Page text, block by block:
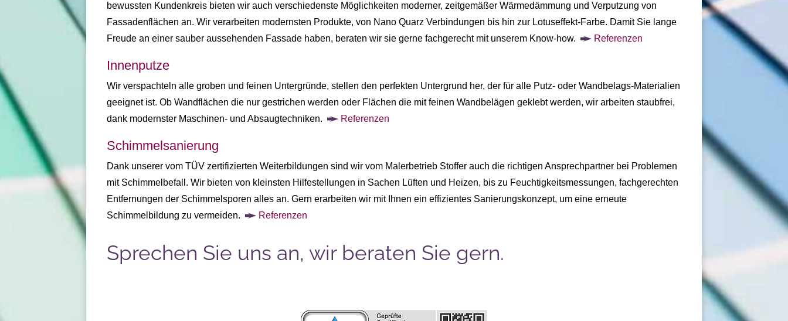
bewussten Kundenkreis bieten wir auch verschiedenste Möglichkeiten moderner, zeitgemäßer Wärmedämmung und Verputzung von
Fassadenflächen an. Wir verarbeiten modernsten Produkte, von Nano Quarz Verbindungen bis hin zur Lotuseffekt-Farbe. Damit Sie lange
Freude an einer sauber aussehenden Fassade haben, beraten wir sie gerne fachgerecht mit unserem Know-how.
Referenzen
Innenputze
Wir verspachteln alle groben und feinen Untergründe, stellen den perfekten Untergrund her, der für alle Putz- oder Wandbelags-Materialien
geeignet ist. Ob Wandflächen die nur gestrichen werden oder Flächen die mit feinen Wandbelägen geklebt werden, wir arbeiten staubfrei,
dank modernster Maschinen- und Absaugtechniken.
Referenzen
Schimmelsanierung
Dank unserer vom TÜV zertifizierten Weiterbildungen sind wir vom Malerbetrieb Stoffer auch die richtigen Ansprechpartner bei Problemen
mit Schimmelbefall. Wir bieten von kleinsten Hilfestellungen in Sachen Lüften und Heizen, bis zu Feuchtigkeitsmessungen, fachgerechten
Entfernungen der Schimmelsporen alles an. Gern erarbeiten wir mit Ihnen ein effizientes Sanierungskonzept, um eine erneute
Schimmelbildung zu vermeiden.
Referenzen
Sprechen Sie uns an, wir beraten Sie gern.